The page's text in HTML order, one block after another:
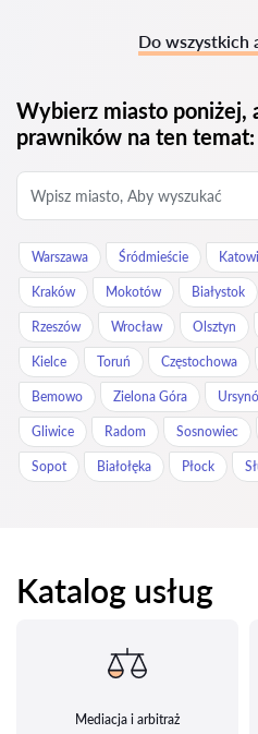
Do wszystkich
Wybierz miasto poniżej,
prawników na ten temat:
Warszawa Śródmieście
Kraków Mokotów Białystok
Rzeszów Wrocław Olsztyn
Kielce Toruń Częstochowa
Bemowo Zielona Góra
Gliwice Radom Sosnowiec
Sopot Białołęka Płock
Katalog usług
Mediacja i arbitraż